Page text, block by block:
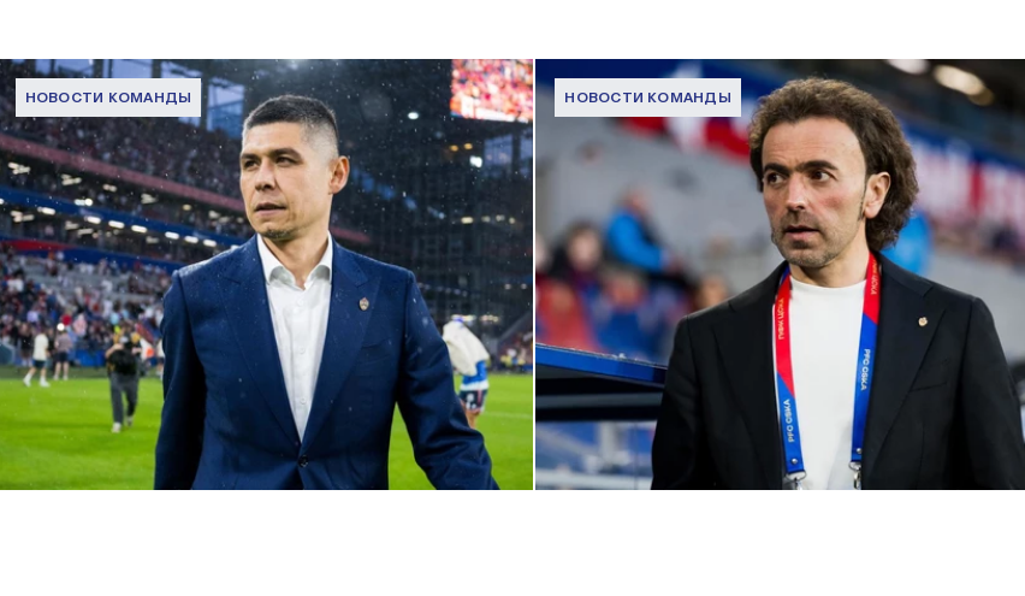
НОВОСТИ КОМАНДЫ
Дмитрий Игдисамов о формировании тренерского штаба
1 ИЮНЯ 2026 16:57
НОВОСТИ КОМАНДЫ
Комментарий генерального директора ПФК ЦСКА Романа
Бабаева
1 ИЮНЯ 2026 16:45